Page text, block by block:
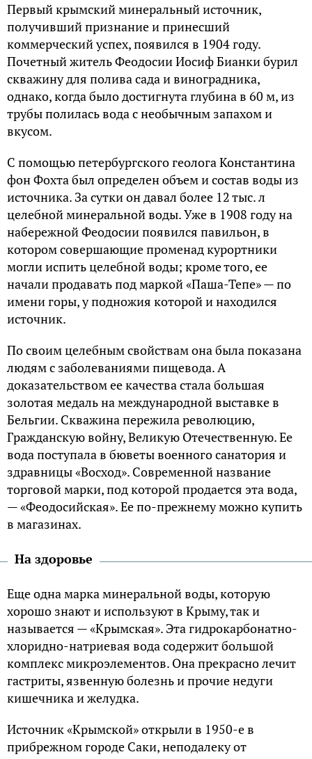
Первый крымский минеральный источник,
получивший признание и принесший
коммерческий успех, появился в 1904 году.
Почетный житель Феодосии Иосиф Бианки бурил
скважину для полива сада и виноградника,
однако, когда было достигнута глубина в 60 м, из
трубы полилась вода с необычным запахом и
вкусом.
С помощью петербургского геолога Константина
фон Фохта был определен объем и состав воды из
источника. За сутки он давал более 12 тыс. л
целебной минеральной воды. Уже в 1908 году на
набережной Феодосии появился павильон, в
котором совершающие променад курортники
могли испить целебной воды; кроме того, ее
начали продавать под маркой «Паша-Тепе» — по
имени горы, у подножия которой и находился
источник.
По своим целебным свойствам она была показана
людям с заболеваниями пищевода. А
доказательством ее качества стала большая
золотая медаль на международной выставке в
Бельгии. Скважина пережила революцию,
Гражданскую войну, Великую Отечественную. Ее
вода поступала в бюветы военного санатория и
здравницы «Восход». Современной название
торговой марки, под которой продается эта вода,
— «Феодосийская». Ее по-прежнему можно купить
в магазинах.
На здоровье
Еще одна марка минеральной воды, которую
хорошо знают и используют в Крыму, так и
называется — «Крымская». Эта гидрокарбонатно-
хлоридно-натриевая вода содержит большой
комплекс микроэлементов. Она прекрасно лечит
гастриты, язвенную болезнь и прочие недуги
кишечника и желудка.
Источник «Крымской» открыли в 1950-е в
прибрежном городе Саки, неподалеку от